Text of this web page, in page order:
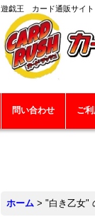
遊戯王 カード通販サイト
問い合わせ ご
ホーム > "白き乙女"